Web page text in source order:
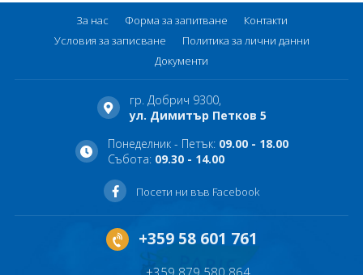
За нас Форма за запитване
Контакти
Условия за записване
Политика за лични данни
Документи
гр. Добрич 9300,
ул. Димитър Петков 5
Понеделник - Петък: 09.00 - 18.00
Събота: 09.30 - 14.00
Посети ни във Facebook
+359 58 601 761
+359 879 580 864